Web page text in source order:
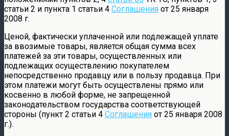
статьи 2 и пункта 1 статьи 4 Соглашения от 25 января
2008 г.
Ценой, фактически уплаченной или подлежащей уплате
за ввозимые товары, является общая сумма всех
платежей за эти товары, осуществленных или
подлежащих осуществлению покупателем
непосредственно продавцу или в пользу продавца. При
этом платежи могут быть осуществлены прямо или
косвенно в любой форме, не запрещенной
законодательством государства соответствующей
стороны (пункт 2 статьи 4 Соглашения от 25 января 2008
г.).